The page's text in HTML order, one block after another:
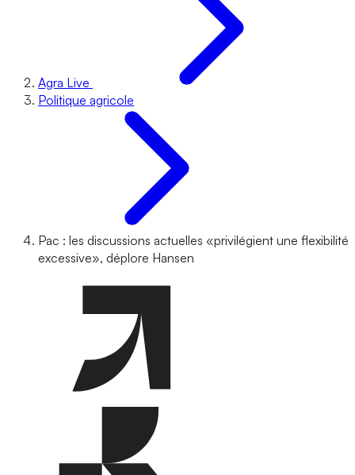
Agra Live
Politique agricole
Pac : les discussions actuelles «privilégient une flexibilité
excessive», déplore Hansen